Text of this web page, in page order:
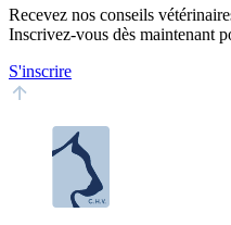
Recevez nos conseils
Inscrivez-vous dès maintenant
S'inscrire